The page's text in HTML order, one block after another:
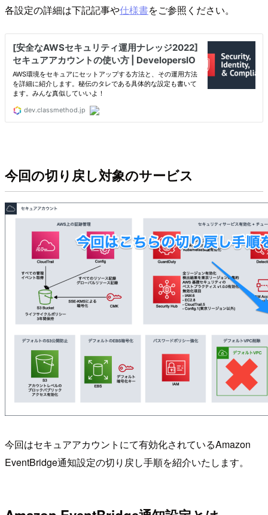
各設定の詳細は下記記事や仕様書をご参照ください。
今回の切り戻し対象のサービス
今回はセキュアアカウントにて有効化されているAmazon
EventBridge通知設定の切り戻し手順を紹介いたします。